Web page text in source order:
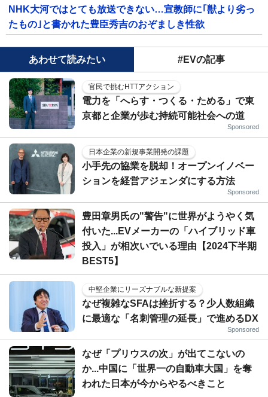
NHK大河ではとても放送できない…宣教師に｢獣より劣っ
たもの｣と書かれた豊臣秀吉のおぞましき性欲
あわせて読みたい #EVの記事
官民で挑むHTTアクション
電力を「へらす・つくる・ためる」で東
京都と企業が歩む持続可能社会への道
Sponsored
日本企業の新規事業開発の課題
小手先の協業を脱却！オープンイノベー
ションを経営アジェンダにする方法
Sponsored
豊田章男氏の"警告"に世界がようやく気
付いた...EVメーカーの「ハイブリッド車
投入」が相次いでいる理由【2024下半期
BEST5】
中堅企業にリーズナブルな新提案
なぜ複雑なSFAは挫折する？少人数組織
に最適な「名刺管理の延長」で進めるDX
Sponsored
なぜ「プリウスの次」が出てこないの
か...中国に「世界一の自動車大国」を奪
われた日本が今からやるべきこと